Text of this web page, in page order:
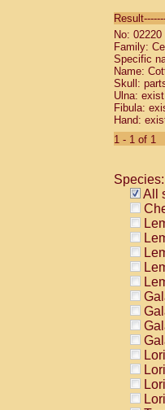
No: 02220
Family:
Specific
Name:
Skull:
Ulna: exist
Fibula:
Hand:
1 - 1 of 1
Species:
All